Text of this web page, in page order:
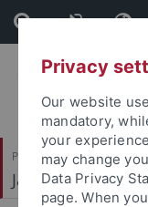
Skip
to
content
Skip
to
footer
Philosophische Fakultät
Japanologie
Privacy
Our website
mandatory,
your
may change
Data Privacy
page. When